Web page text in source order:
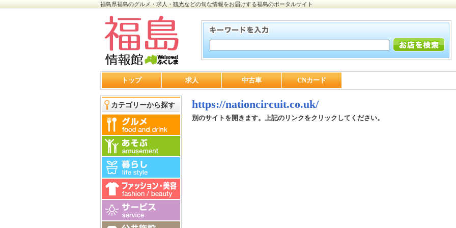
福島県福島のグルメ・求人・観光などの旬な情報をお届けする福島のポータルサイト
トップ 求人 中古車 CNカード
カテゴリーから探す https://nationcircuit.co.uk/
別のサイトを開きます。上記のリンクをクリックしてください。